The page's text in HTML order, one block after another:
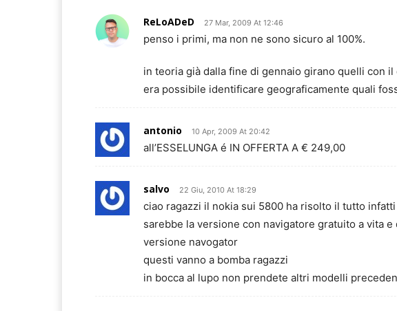
ReLoADeD 27 Mar, 2009 At 12:46
penso i primi, ma non ne sono sicuro al 100%.
in teoria già dalla fine di gennaio girano quelli con
era possibile identificare geograficamente quali
antonio 10 Apr, 2009 At 20:42
all’ESSELUNGA é IN OFFERTA A € 249,00
salvo 22 Giu, 2010 At 18:29
ciao ragazzi il nokia sui 5800 ha risolto il tutto
sarebbe la versione con navigatore gratuito a vita
versione navogator
questi vanno a bomba ragazzi
in bocca al lupo non prendete altri modelli